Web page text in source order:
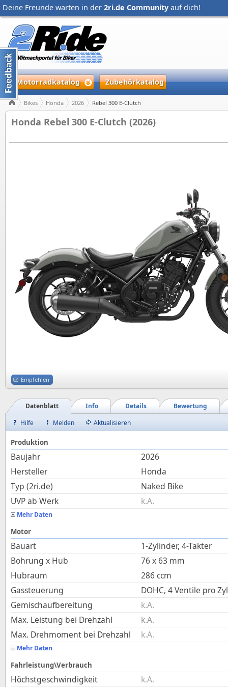
Deine Freunde warten in der 2ri.de Community auf dich!
Motorradkatalog Zubehörkatalog
Bikes Honda 2026 Rebel 300 E-Clutch
Honda Rebel 300 E-Clutch (2026)
Empfehlen
Bewertung
Details
Info
Datenblatt
Hilfe
Melden Aktualisieren
Produktion
Baujahr
2026
Hersteller
Honda
Typ (2ri.de)
Naked Bike
UVP ab Werk
k.A.
Mehr Daten
Motor
Bauart
1-Zylinder, 4-Takter
Bohrung x Hub
76x 63 mm
Hubraum
286 ccm
Gassteuerung
DOHC, 4 Ventile pro
Gemischaufbereitung
k.A.
Max. Leistung bei Drehzahl
k.A.
Max. Drehmoment bei Drehzahl
k.A.
Mehr Daten
Fahrleistung\Verbrauch
Höchstgeschwindigkeit
k.A.